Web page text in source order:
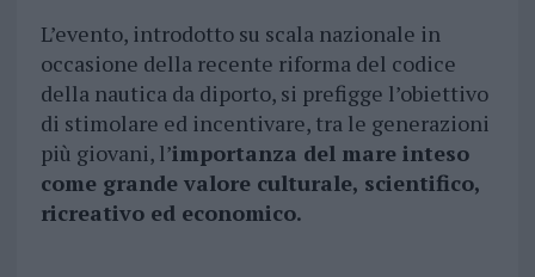
L’evento, introdotto su scala nazionale in
occasione della recente riforma del codice
della nautica da diporto, si prefigge l’obiettivo
di stimolare ed incentivare, tra le generazioni
più giovani, l’importanza del mare inteso
come grande valore culturale, scientifico,
ricreativo ed economico.